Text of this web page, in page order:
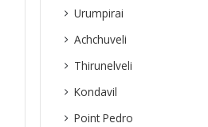
Urumpirai
Achchuveli
Thirunelveli
Kondavil
Point Pedro